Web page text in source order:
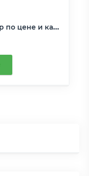
Лучший хостинг-провайдер по цене и качеству